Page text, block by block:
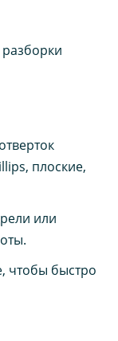
плоские,
или
чтобы быстро